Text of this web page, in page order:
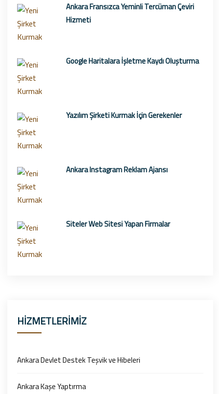
Ankara Fransızca Yeminli Tercüman Çeviri
Hizmeti
Google Haritalara İşletme Kaydı Oluşturma
Yazılım Şirketi Kurmak İçin Gerekenler
Ankara Instagram Reklam Ajansı
Siteler Web Sitesi Yapan Firmalar
HİZMETLERİMİZ
Ankara Devlet Destek Teşvik ve Hibeleri
Ankara Kaşe Yaptırma